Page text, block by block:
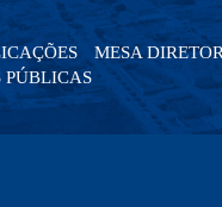
MESA
PÚBLICAS